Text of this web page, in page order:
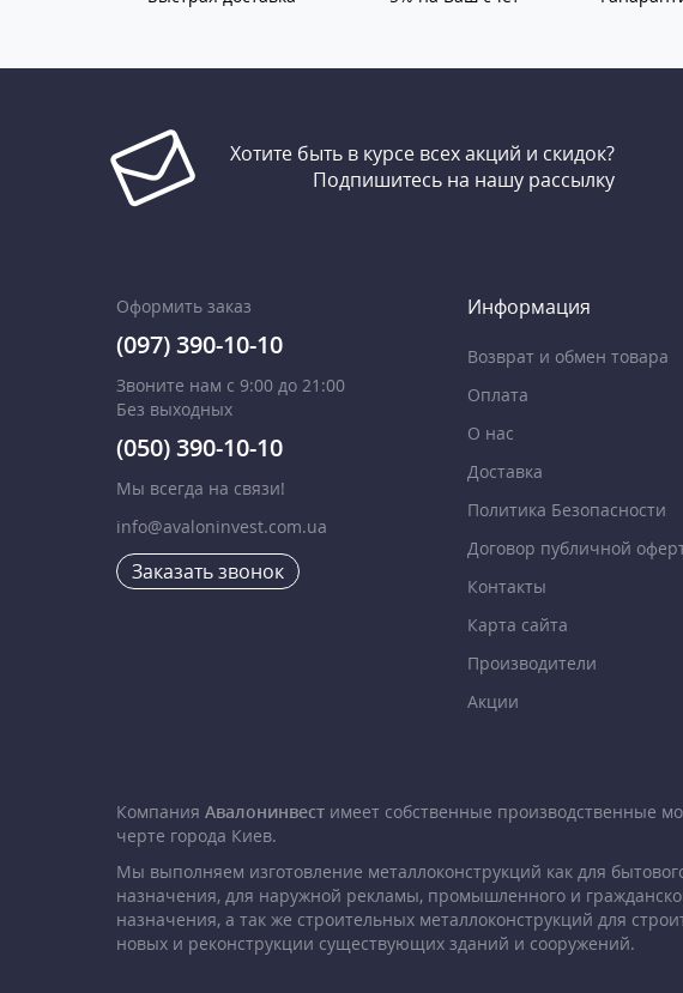
Хотите быть в курсе всех акций и скидок?
Подпишитесь на нашу рассылку
Оформить заказ
(097) 390-10-10
Звоните нам с 9:00 до 21:00
Без выходных
(050) 390-10-10
Мы всегда на связи!
info@avaloninvest.com.ua
Заказать звонок
Информация
Возврат и обмен товара
Оплата
О нас
Доставка
Политика Безопасности
Договор публичной
Контакты
Карта сайта
Производители
Акции
Компания Авалонинвест имеет собственные производственные
черте города Киев.
Мы выполняем изготовление металлоконструкций как для
назначения, для наружной рекламы, промышленного и
назначения, а так же строительных металлоконструкций для
новых и реконструкции существующих зданий и сооружений.